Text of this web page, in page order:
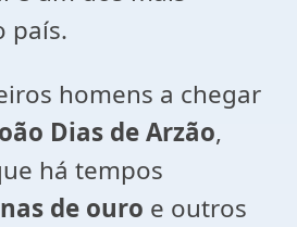
país.
homens a chegar
Dias de Arzão,
há tempos
de ouro e outros